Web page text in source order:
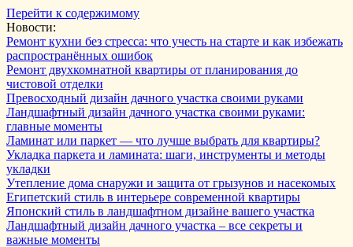
Перейти к содержимому
Новости:
Ремонт кухни без стресса: что учесть на старте и как избежать
распространённых ошибок
Ремонт двухкомнатной квартиры от планирования до
чистовой отделки
Превосходный дизайн дачного участка своими руками
Ландшафтный дизайн дачного участка своими руками:
главные моменты
Ламинат или паркет — что лучше выбрать для квартиры?
Укладка паркета и ламината: шаги, инструменты и методы
укладки
Утепление дома снаружи и защита от грызунов и насекомых
Египетский стиль в интерьере современной квартиры
Японский стиль в ландшафтном дизайне вашего участка
Ландшафтный дизайн дачного участка – все секреты и
важные моменты